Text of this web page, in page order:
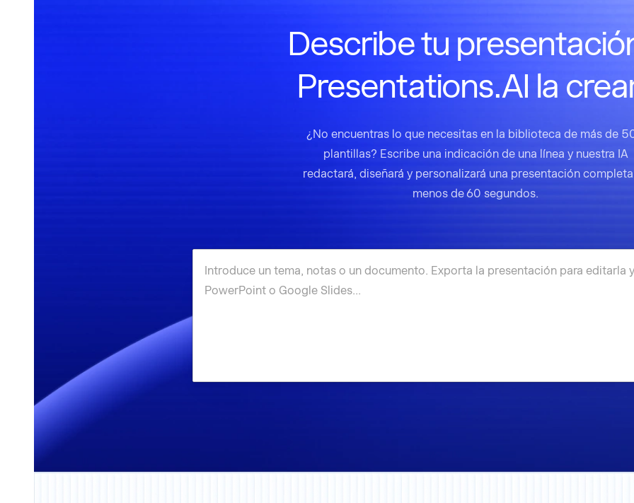
Describe tu
Presentations.AI la
¿No encuentras lo que necesitas en la biblioteca de más de
plantillas? Escribe una indicación de una línea y nuestra IA
redactará, diseñará y personalizará una presentación
menos de 60 segundos.